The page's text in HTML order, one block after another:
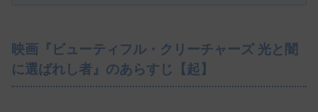
映画『ビューティフル・クリーチャーズ 光と闇
に選ばれし者』のあらすじ【起】